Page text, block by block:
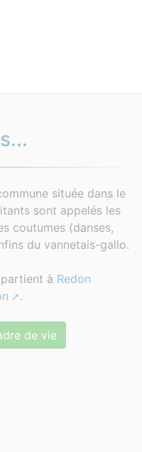
située dans le
sont appelés les
coutumes (danses,
du vannetais-gallo.
à Redon
.
de vie